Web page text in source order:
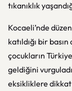
tıkanıklık
Kocaeli’nde
katıldığı bir
çocukların
geldiğini
eksikliklere